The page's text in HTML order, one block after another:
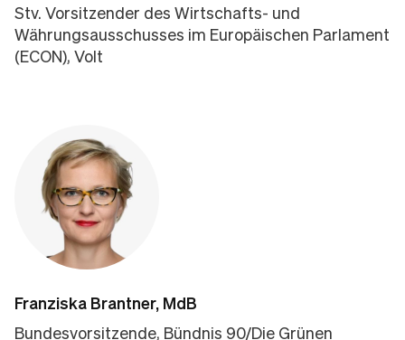
Stv. Vorsitzender des Wirtschafts- und
Währungsausschusses im Europäischen Parlament
(ECON), Volt
Franziska Brantner, MdB
Bundesvorsitzende, Bündnis 90/Die Grünen